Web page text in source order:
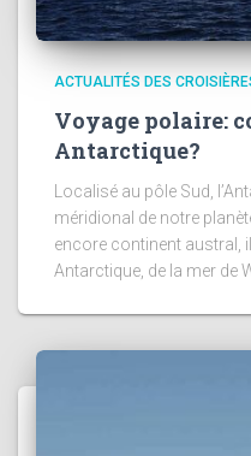
ACTUALITÉS DES
Voyage polaire:
Antarctique?
Localisé au pôle Sud,
méridional de notre
encore continent austral,
Antarctique, de la mer de